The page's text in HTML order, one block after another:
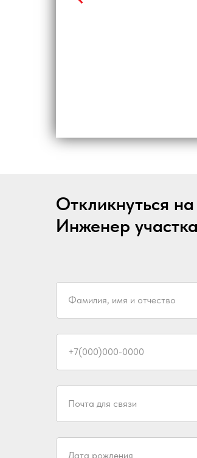
Откликнуться
Инженер
Фамилия, имя и отчество
+7(000)000-0000
Почта для связи
Дата рождения